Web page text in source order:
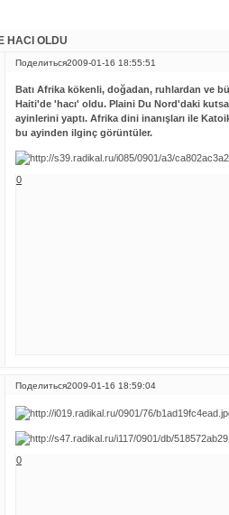
HACI OLDU
Поделиться2009-01-16 18:55:51
Batı Afrika kökenli, doğadan, ruhlardan ve
Haiti'de 'hacı' oldu. Plaini Du Nord'daki
ayinlerini yaptı. Afrika dini inanışları ile
bu ayinden ilginç görüntüler.
0
Поделиться2009-01-16 18:59:04
0